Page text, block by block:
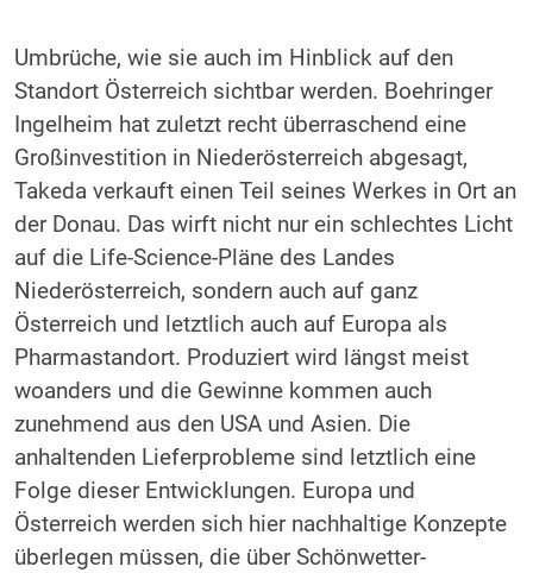
Umbrüche, wie sie auch im Hinblick auf den
Standort Österreich sichtbar werden. Boehringer
Ingelheim hat zuletzt recht überraschend eine
Großinvestition in Niederösterreich abgesagt,
Takeda verkauft einen Teil seines Werkes in Ort an
der Donau. Das wirft nicht nur ein schlechtes Licht
auf die Life-Science-Pläne des Landes
Niederösterreich, sondern auch auf ganz
Österreich und letztlich auch auf Europa als
Pharmastandort. Produziert wird längst meist
woanders und die Gewinne kommen auch
zunehmend aus den USA und Asien. Die
anhaltenden Lieferprobleme sind letztlich eine
Folge dieser Entwicklungen. Europa und
Österreich werden sich hier nachhaltige Konzepte
überlegen müssen, die über Schönwetter-